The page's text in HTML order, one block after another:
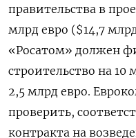
правительства в
млрд евро ($14,7
«Росатом» должен
строительство на 10
2,5 млрд евро.
проверить,
контракта на